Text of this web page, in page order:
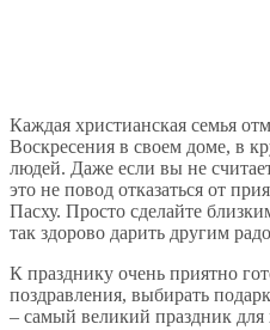
Каждая христианская семья
Воскресения в своем доме, в
людей. Даже если вы не
это не повод отказаться от
Пасху. Просто сделайте
так здорово дарить другим
К празднику очень приятно
поздравления, выбирать
– самый великий праздник